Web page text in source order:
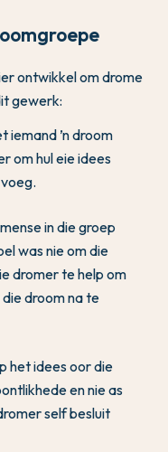
ontwikkel om drome
gewerk:
iemand ’n droom
om hul eie idees
in die groep
was nie om die
dromer te help om
droom na te
het idees oor die
en nie as
self besluit